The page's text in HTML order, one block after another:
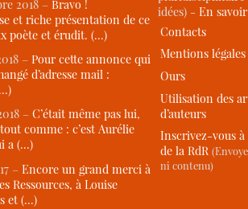
2018 –Bravo !
et riche présentation de ce
poète et érudit. (…)
–Pour cette annonce qui
d’adresse mail :
–C’était même pas lui,
comme : c’est Aurélie
a (…)
–Encore un grand merci à
Ressources, à Louise
et (…)
idées) -En
Contacts
Mentions légales
Ours
Utilisation des
d’auteurs
Inscrivez-vous
de la RdR
ni contenu)